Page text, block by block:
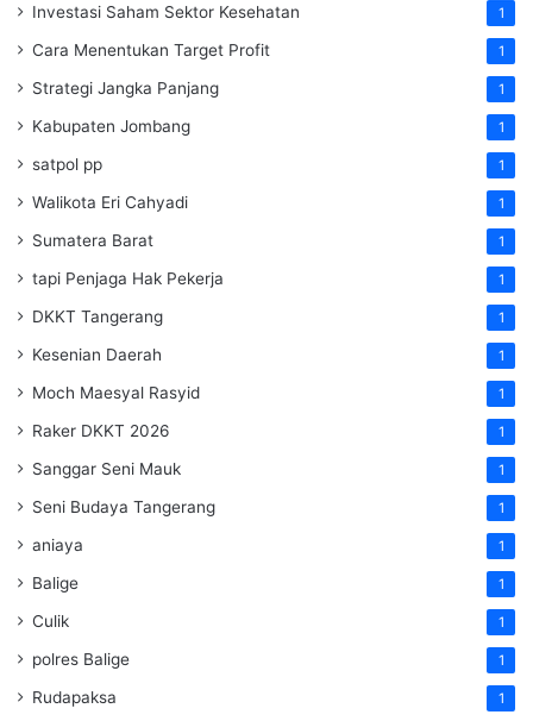
Investasi Saham Sektor Kesehatan 1
Cara Menentukan Target Profit 1
Strategi Jangka Panjang 1
Kabupaten Jombang 1
satpol pp 1
Walikota Eri Cahyadi 1
Sumatera Barat 1
tapi Penjaga Hak Pekerja 1
DKKT Tangerang 1
Kesenian Daerah 1
Moch Maesyal Rasyid 1
Raker DKKT 2026 1
Sanggar Seni Mauk 1
Seni Budaya Tangerang 1
aniaya 1
Balige 1
Culik 1
polres Balige 1
Rudapaksa 1